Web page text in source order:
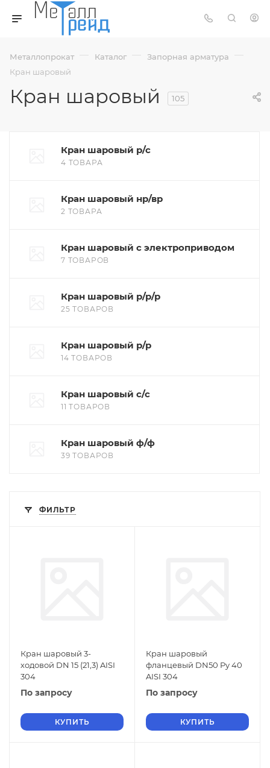
Металлопрокат — Каталог — Запорная арматура —
Кран шаровый
Кран шаровый 105
Кран шаровый р/с
4 ТОВАРА
Кран шаровый нр/вр
2 ТОВАРА
Кран шаровый с электроприводом
7 ТОВАРОВ
Кран шаровый р/р/р
25 ТОВАРОВ
Кран шаровый р/р
14 ТОВАРОВ
Кран шаровый с/с
11 ТОВАРОВ
Кран шаровый ф/ф
39 ТОВАРОВ
ФИЛЬТР
Кран шаровый 3-
ходовой DN 15 (21,3) AISI
304
По запросу
КУПИТЬ
Кран шаровый
фланцевый DN50 Py 40
AISI 304
По запросу
КУПИТЬ